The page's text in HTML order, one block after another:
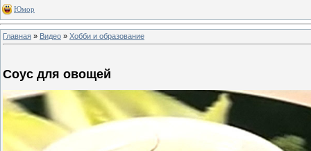
Юмор
Главная » Видео » Хобби и образование
Соус для овощей